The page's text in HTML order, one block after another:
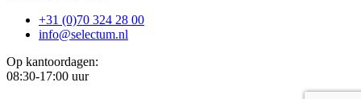
+31 (0)70 324 28 00
info@selectum.nl
Op kantoordagen:
08:30-17:00 uur